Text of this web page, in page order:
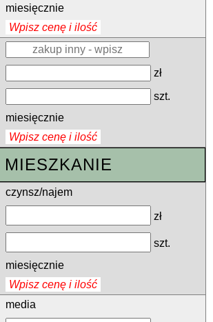
miesięcznie
Wpisz cenę i ilość
zł
szt.
miesięcznie
Wpisz cenę i ilość
MIESZKANIE
czynsz/najem
zł
szt.
miesięcznie
Wpisz cenę i ilość
media